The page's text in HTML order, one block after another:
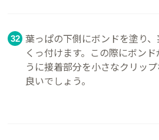
葉っぱの下側にボンドを塗り
くっ付けます。この際にボン
うに接着部分を小さなクリッ
良いでしょう。